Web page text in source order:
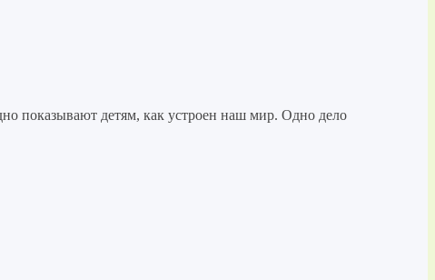
показывают детям, как устроен наш мир. Одно дело